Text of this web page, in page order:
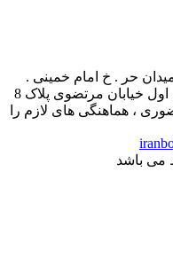
حر . خ امام خمینی .
خیابان کمالی . خیابان اسکندری جنوبی اول خیابان مرتضوی پلاک 8
، هماهنگی های لازم را
می باشد